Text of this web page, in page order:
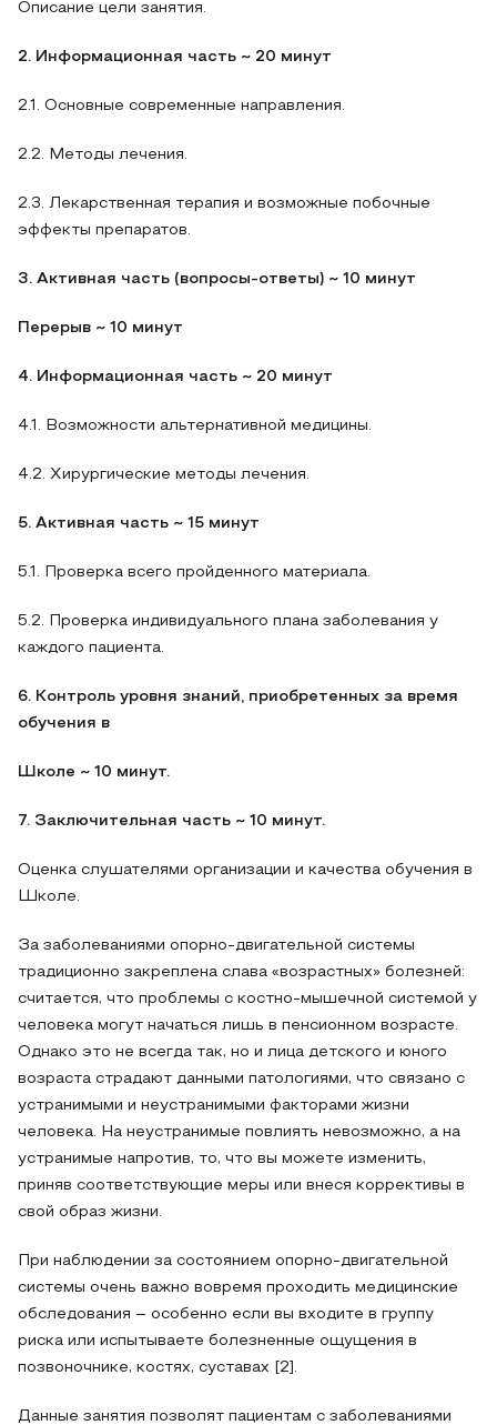
Описание цели занятия.
2. Информационная часть ~ 20 минут
2.1. Основные современные направления.
2.2. Методы лечения.
2.3. Лекарственная терапия и возможные побочные
эффекты препаратов.
3. Активная часть (вопросы-ответы) ~ 10 минут
Перерыв ~ 10 минут
4. Информационная часть ~ 20 минут
4.1. Возможности альтернативной медицины.
4.2. Хирургические методы лечения.
5. Активная часть ~ 15 минут
5.1. Проверка всего пройденного материала.
5.2. Проверка индивидуального плана заболевания у
каждого пациента.
6. Контроль уровня знаний, приобретенных за время
обучения в
Школе ~ 10 минут.
7. Заключительная часть ~ 10 минут.
Оценка слушателями организации и качества обучения в
Школе.
За заболеваниями опорно-двигательной системы
традиционно закреплена слава «возрастных» болезней:
считается, что проблемы с костно-мышечной системой у
человека могут начаться лишь в пенсионном возрасте.
Однако это не всегда так, но и лица детского и юного
возраста страдают данными патологиями, что связано с
устранимыми и неустранимыми факторами жизни
человека. На неустранимые повлиять невозможно, а на
устранимые напротив, то, что вы можете изменить,
приняв соответствующие меры или внеся коррективы в
свой образ жизни.
При наблюдении за состоянием опорно-двигательной
системы очень важно вовремя проходить медицинские
обследования – особенно если вы входите в группу
риска или испытываете болезненные ощущения в
позвоночнике, костях, суставах [2].
Данные занятия позволят пациентам с заболеваниями